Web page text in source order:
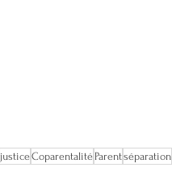
justiceCoparentalité Parentséparation